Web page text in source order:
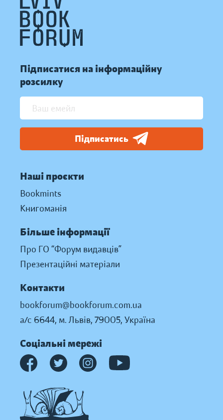
Підписатися на інформаційну
розсилку
Підписатись
Наші проєкти
Bookmints
Книгоманія
Більше інформації
Про ГО “Форум видавців”
Презентаційні матеріали
Контакти
bookforum@bookforum.com.ua
а/с 6644, м. Львів, 79005, Україна
Соціальні мережі